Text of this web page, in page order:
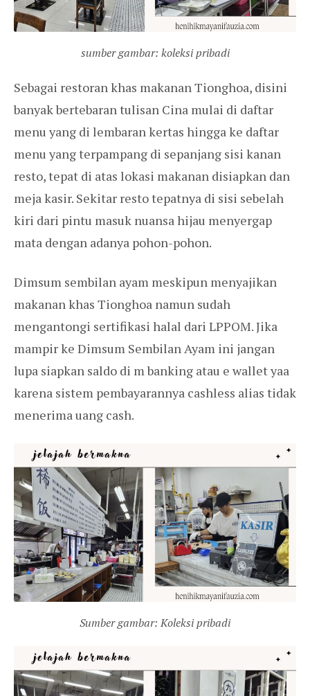
sumber gambar: koleksi pribadi
Sebagai restoran khas makanan Tionghoa, disini
banyak bertebaran tulisan Cina mulai di daftar
menu yang di lembaran kertas hingga ke daftar
menu yang terpampang di sepanjang sisi kanan
resto, tepat di atas lokasi makanan disiapkan dan
meja kasir. Sekitar resto tepatnya di sisi sebelah
kiri dari pintu masuk nuansa hijau menyergap
mata dengan adanya pohon-pohon.
Dimsum sembilan ayam meskipun menyajikan
makanan khas Tionghoa namun sudah
mengantongi sertifikasi halal dari LPPOM. Jika
mampir ke Dimsum Sembilan Ayam ini jangan
lupa siapkan saldo di m banking atau e wallet yaa
karena sistem pembayarannya cashless alias tidak
menerima uang cash.
Sumber gambar: Koleksi pribadi